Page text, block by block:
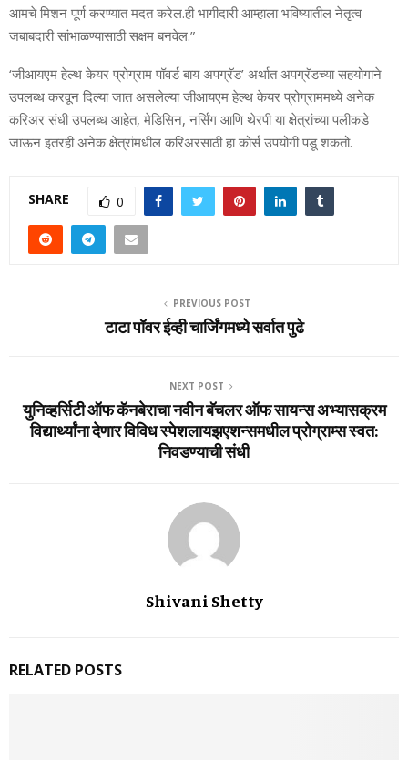
आमचे मिशन पूर्ण करण्यात मदत करेल.ही भागीदारी आम्हाला भविष्यातील नेतृत्व
जबाबदारी सांभाळण्यासाठी सक्षम बनवेल.”
‘जीआयएम हेल्थ केयर प्रोग्राम पॉवर्ड बाय अपग्रॅड’ अर्थात अपग्रॅडच्या सहयोगाने
उपलब्ध करवून दिल्या जात असलेल्या जीआयएम हेल्थ केयर प्रोग्राममध्ये अनेक
करिअर संधी उपलब्ध आहेत, मेडिसिन, नर्सिंग आणि थेरपी या क्षेत्रांच्या पलीकडे
जाऊन इतरही अनेक क्षेत्रांमधील करिअरसाठी हा कोर्स उपयोगी पडू शकतो.
SHARE 0
PREVIOUS POST
टाटा पॉवर ईव्ही चार्जिंगमध्ये सर्वात पुढे
NEXT POST
युनिव्हर्सिटी ऑफ कॅनबेराचा नवीन बॅचलर ऑफ सायन्स अभ्यासक्रम
विद्यार्थ्यांना देणार विविध स्पेशलायझएशन्समधील प्रोग्राम्स स्वत:
निवडण्याची संधी
Shivani Shetty
RELATED POSTS